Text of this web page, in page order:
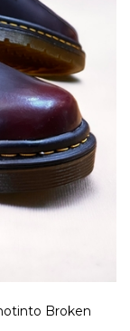
Broken